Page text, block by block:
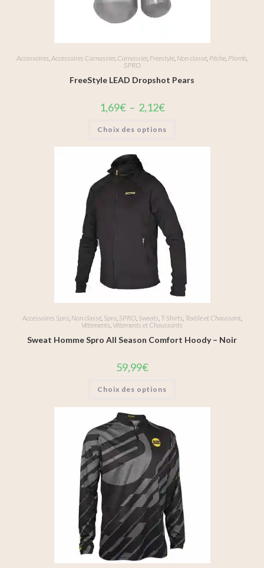
Accessoires Accessoires Carnassier, Carnassier, Freestyle Non classé Pêche Plomb
SPRO
FreeStyle LEAD Dropshot Pears
1,69€ – 2,12€
Choix des options
Accessoires Spro, Non classé, Spro, SPRO, Sweats, T-Shirts, Textile et Chaussant,
Vêtements, Vêtements et Chaussants
Sweat Homme Spro All Season Comfort Hoody – Noir
59,99€
Choix des options